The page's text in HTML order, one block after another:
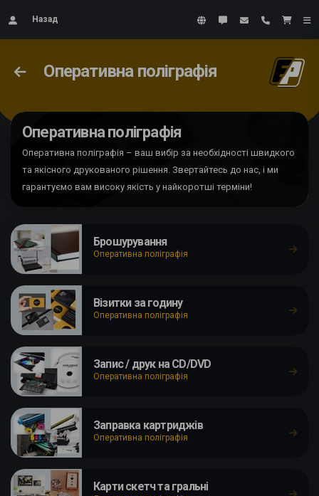
Назад
Оперативна поліграфія
Оперативна поліграфія
Оперативна поліграфія – ваш вибір за необхідності швидкого
та якісного друкованого рішення. Звертайтесь до нас, і ми
гарантуємо вам високу якість у найкоротші терміни!
Брошурування
Оперативна поліграфія
Візитки за годину
Оперативна поліграфія
Запис / друк на CD/DVD
Оперативна поліграфія
Заправка картриджів
Оперативна поліграфія
Карти скетч та гральні